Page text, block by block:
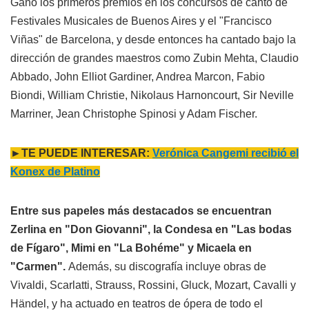
Ganó los primeros premios en los concursos de canto de
Festivales Musicales de Buenos Aires y el "Francisco
Viñas" de Barcelona, y desde entonces ha cantado bajo la
dirección de grandes maestros como Zubin Mehta, Claudio
Abbado, John Elliot Gardiner, Andrea Marcon, Fabio
Biondi, William Christie, Nikolaus Harnoncourt, Sir Neville
Marriner, Jean Christophe Spinosi y Adam Fischer.
►TE PUEDE INTERESAR: Verónica Cangemi recibió el
Konex de Platino
Entre sus papeles más destacados se encuentran
Zerlina en "Don Giovanni", la Condesa en "Las bodas
de Fígaro", Mimi en "La Bohéme" y Micaela en
"Carmen". Además, su discografía incluye obras de
Vivaldi, Scarlatti, Strauss, Rossini, Gluck, Mozart, Cavalli y
Händel, y ha actuado en teatros de ópera de todo el